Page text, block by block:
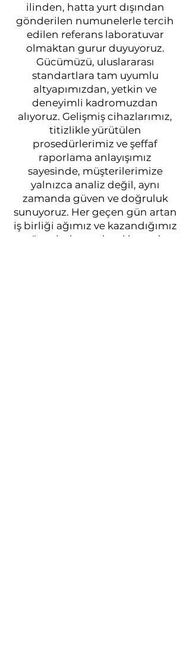
ilinden, hatta yurt dışından
gönderilen numunelerle tercih
edilen referans laboratuvar
olmaktan gurur duyuyoruz.
Gücümüzü, uluslararası
standartlara tam uyumlu
altyapımızdan, yetkin ve
deneyimli kadromuzdan
alıyoruz. Gelişmiş cihazlarımız,
titizlikle yürütülen
prosedürlerimiz ve şeffaf
raporlama anlayışımız
sayesinde, müşterilerimize
yalnızca analiz değil, aynı
zamanda güven ve doğruluk
sunuyoruz. Her geçen gün artan
iş birliği ağımız ve kazandığımız
güvenle, hem ulusal hem de